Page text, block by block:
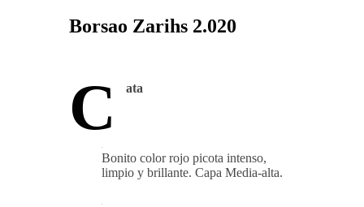
Borsao Zarihs 2.020
C ata
Bonito color rojo picota intenso,
limpio y brillante. Capa Media-alta.